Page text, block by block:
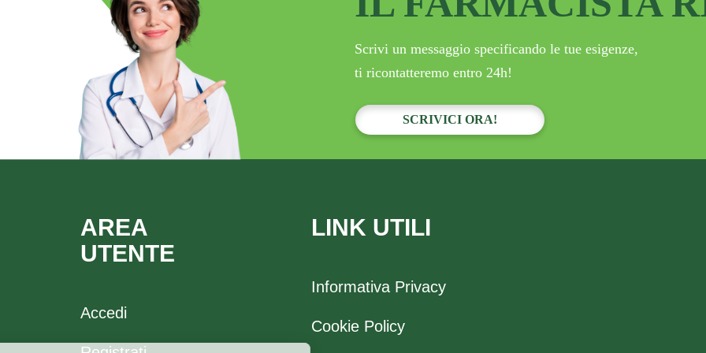
Scrivi un messaggio specificando le tue esigenze,
ti ricontatteremo entro 24h!
SCRIVICI ORA!
AREA
UTENTE
Accedi
LINK UTILI
Informativa Privacy
Cookie Policy